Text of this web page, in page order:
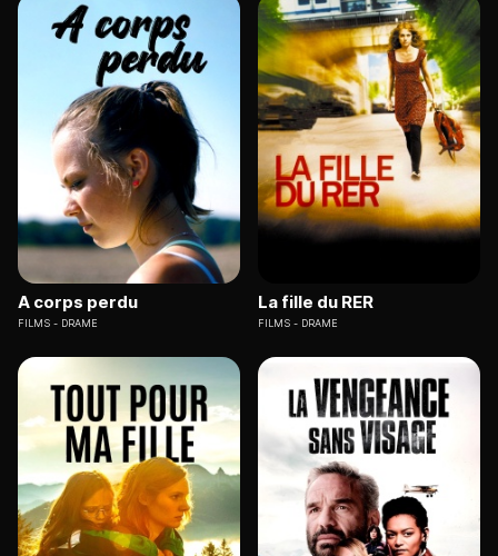
A corps perdu
FILMS DRAME
La fille du RER
FILMS DRAME